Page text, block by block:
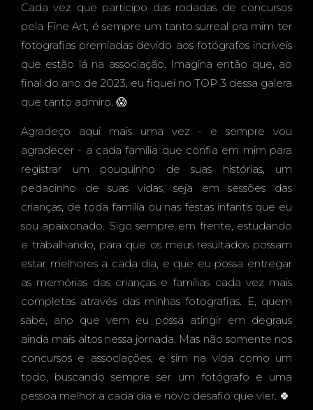
Cada vez que participo das rodadas de concursos
pela Fine Art, é sempre um tanto surreal pra mim ter
fotografias premiadas devido aos fotógrafos incríveis
que estão lá na associação. Imagina então que, ao
final do ano de 2023, eu fiquei no TOP 3 dessa galera
que tanto admiro. 😱
Agradeço aqui mais uma vez - e sempre vou
agradecer - a cada família que confia em mim para
registrar um pouquinho de suas histórias, um
pedacinho de suas vidas, seja em sessões das
crianças, de toda família ou nas festas infantis que eu
sou apaixonado. Sigo sempre em frente, estudando
e trabalhando, para que os meus resultados possam
estar melhores a cada dia, e que eu possa entregar
as memórias das crianças e famílias cada vez mais
completas através das minhas fotografias. E, quem
sabe, ano que vem eu possa atingir em degraus
ainda mais altos nessa jornada. Mas não somente nos
concursos e associações, e sim na vida como um
todo, buscando sempre ser um fotógrafo e uma
pessoa melhor a cada dia e novo desafio que vier. 🍀